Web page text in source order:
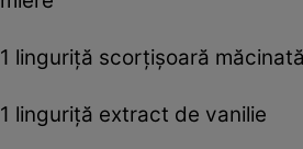
1 linguriță scorțișoară
1 linguriță extract de vanilie